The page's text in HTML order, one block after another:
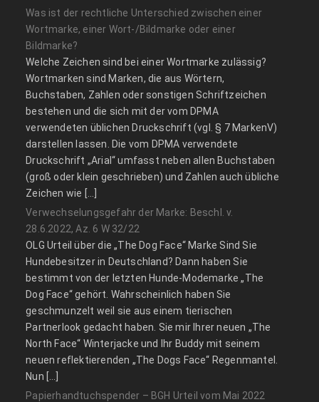
Was ist der rechtliche Unterschied zwischen einer
Wortmarke, einer Wort-/Bildmarke oder einer
Bildmarke?
Welche Zeichen sind bei einer Wortmarke zulässig?
Wortmarken sind Marken, die aus Wörtern,
Buchstaben, Zahlen oder sonstigen Schriftzeichen
bestehen und die sich mit der vom DPMA
verwendeten üblichen Druckschrift (vgl. § 7 MarkenV)
darstellen lassen. Die vom DPMA verwendete
Druckschrift „Arial“ umfasst neben allen Buchstaben
(groß oder klein geschrieben) und Zahlen auch übliche
Zeichen wie […]
Verwechselungsgefahr der Marke: Beschl. v.
28.6.2022, Az. 6 W 32/22
OLG Urteil über die „The Dog Face“ Marke Sind Sie
Hundebesitzer in Deutschland? Dann haben Sie
bestimmt von der letzten Hunde-Modemarke „The
Dog Face“ gehört. Wahrscheinlich haben Sie
geschmunzelt weil sie aus einem tierischen
Partnerlook gedacht haben. Sie mir Ihrer neuen „The
North Face“ Winterjacke und Ihr Buddy mit seinem
neuen reflektierenden „The Dogs Face“ Regenmantel.
Nun […]
Papierhandtuchspender – BGH Urteil vom Mai 2022